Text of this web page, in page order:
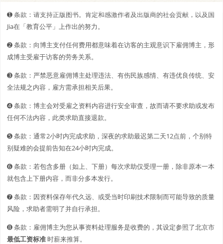
➊️ 条款：请支持正版图书。肯定和感激作者及出版商的社会贡献，以及国
Jia在「教育公平」上作出的努力。
➋️️ 条款：向博主支付任何费用都意味着在访客的主观意识下雇佣博主，形
成博主受雇于访客的劳务关系。
➌ 条款：严禁恶意雇佣博主处理违法、有伤民族感情、有违优良传统、安
全法规之内容，雇方需承担相关后果。
➍ 条款：博主会对受雇之资料内容进行安全审查，故而请不要求助或发布
任何不法内容，此类求助直接退款。
➎ 条款：通常2小时内完成求助，深夜的求助最迟第二天12点前，个别特
别疑难的会提前告知在24小时内完成。
➏ 条款：若包含多册（如上、下册）每次求助仅受理一册，除非原本一本
就包含上下册内容，而非分多本发行。
➐ 条款：因资料保存年代久远、或受当时印刷技术限制而可能导致的质量
风险，求助者需明了并自行承担。
➑ 条款：雇佣博主为您从事资料处理服务是收费的，其设定参照了北京市
最低工资标准时薪来推算。